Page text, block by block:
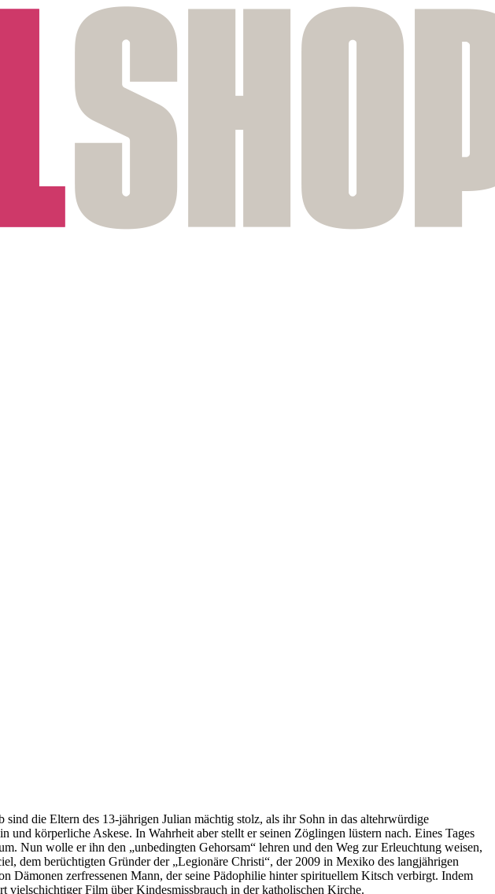
die Eltern des 13-jährigen Julian mächtig stolz, als ihr Sohn in das altehrwürdige
körperliche Askese. In Wahrheit aber stellt er seinen Zöglingen lüstern nach. Eines Tages
Nun wolle er ihn den „unbedingten Gehorsam“ lehren und den Weg zur Erleuchtung weisen,
dem berüchtigten Gründer der „Legionäre Christi“, der 2009 in Mexiko des langjährigen
Dämonen zerfressenen Mann, der seine Pädophilie hinter spirituellem Kitsch verbirgt. Indem
vielschichtiger Film über Kindesmissbrauch in der katholischen Kirche.